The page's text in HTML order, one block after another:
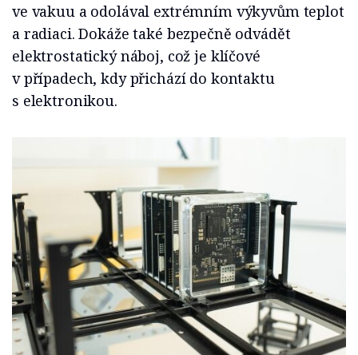
ve vakuu a odolával extrémním výkyvům teplot
a radiaci. Dokáže také bezpečně odvádět
elektrostatický náboj, což je klíčové
v případech, kdy přichází do kontaktu
s elektronikou.